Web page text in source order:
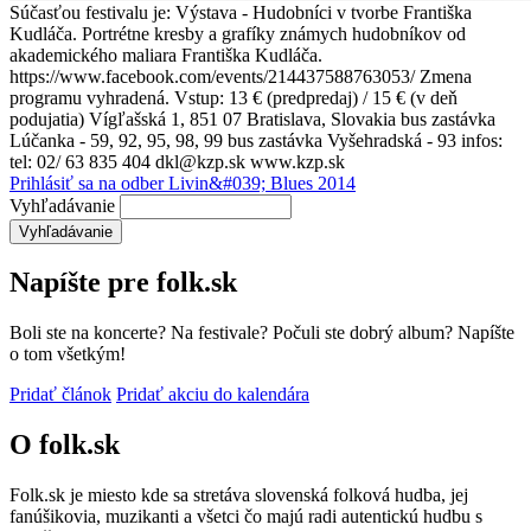
Súčasťou festivalu je: Výstava - Hudobníci v tvorbe Františka
Kudláča. Portrétne kresby a grafíky známych hudobníkov od
akademického maliara Františka Kudláča.
https://www.facebook.com/events/214437588763053/ Zmena
programu vyhradená. Vstup: 13 € (predpredaj) / 15 € (v deň
podujatia) Vígľašská 1, 851 07 Bratislava, Slovakia bus zastávka
Lúčanka - 59, 92, 95, 98, 99 bus zastávka Vyšehradská - 93 infos:
tel: 02/ 63 835 404 dkl@kzp.sk www.kzp.sk
Prihlásiť sa na odber Livin&#039; Blues 2014
Vyhľadávanie
Napíšte pre folk.sk
Boli ste na koncerte? Na festivale? Počuli ste dobrý album? Napíšte
o tom všetkým!
Pridať článok Pridať akciu do kalendára
O folk.sk
Folk.sk je miesto kde sa stretáva slovenská folková hudba, jej
fanúšikovia, muzikanti a všetci čo majú radi autentickú hudbu s